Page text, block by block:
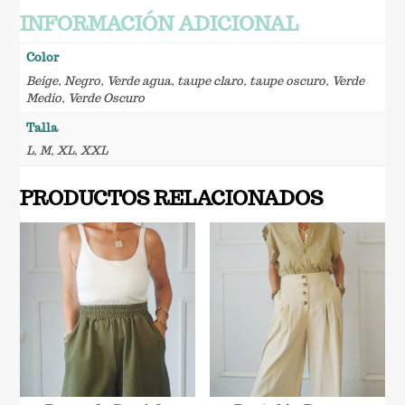
INFORMACIÓN ADICIONAL
Color
Beige, Negro, Verde agua, taupe claro, taupe oscuro, Verde
Medio, Verde Oscuro
Talla
L, M, XL, XXL
PRODUCTOS RELACIONADOS